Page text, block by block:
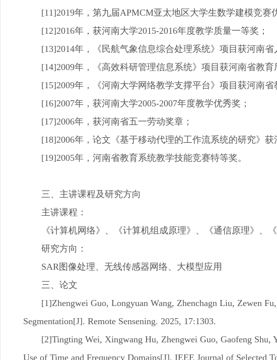
[11]2019年，第九届APMCM亚太地区大学生数学建模竞赛
[12]2016年，获河南大学2015-2016年度教学质量一等奖；
[13]2014年，《民航气象信息综合处理系统》项目获河南省
[14]2009年，《高效科研管理信息系统》项目获河南省教育
[15]2009年，《河南大学网络教学支撑平台》项目获河南
[16]2007年，获河南大学2005-2007年度教学优秀奖；
[17]2006年，获河南省五一劳动奖章；
[18]2006年，论文《基于移动代理的工作流系统的研究》
[19]2005年，河南省教育系统教学技能竞赛特等奖。
三、主讲课程及研究方向
主讲课程：
《计算机网络》、《计算机组成原理》、《通信原理》、《
研究方向：
SAR图像处理、无线传感器网络、大模型应用
三、论文
[1]Zhengwei Guo, Longyuan Wang, Zhenchagn Liu, Zewen
Segmentation[J]. Remote Sensening. 2025, 17:1303.
[2]Tingting Wei, Xingwang Hu, Zhengwei Guo, Gaofeng Shu,
Use of Time and Frequency Domains[J]. IEEE Journal of Selected